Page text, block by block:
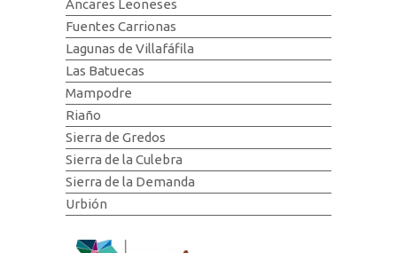
Ancares Leoneses
Fuentes Carrionas
Lagunas de Villafáfila
Las Batuecas
Mampodre
Riaño
Sierra de Gredos
Sierra de la Culebra
Sierra de la Demanda
Urbión